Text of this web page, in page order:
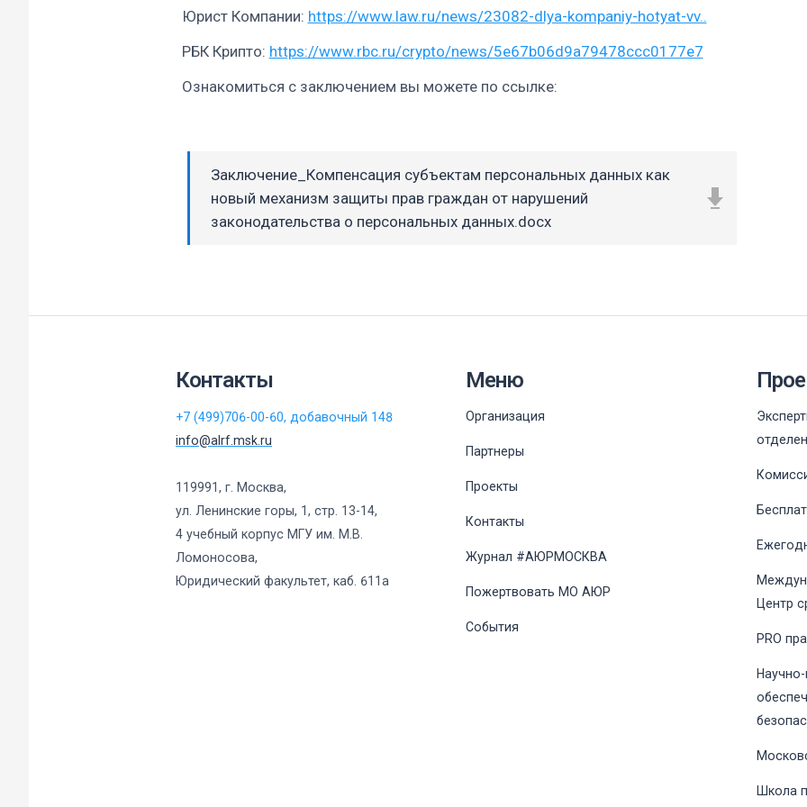
Юрист Компании: https://www.law.ru/news/23082-dlya-kompaniy-hotyat-vv..
РБК Крипто: https://www.rbc.ru/crypto/news/5e67b06d9a79478ccc0177e7
Ознакомиться с заключением вы можете по ссылке:
Заключение_Компенсация субъектам персональных данных как
новый механизм защиты прав граждан от нарушений
законодательства о персональных данных.docx
Контакты
+7 (499)706-00-60, добавочный 148
info@alrf.msk.ru
119991, г. Москва,
ул. Ленинские горы, 1, стр. 13-14,
4 учебный корпус МГУ им. М.В.
Ломоносова,
Юридический факультет, каб. 611а
Меню
Организация
Партнеры
Проекты
Контакты
Журнал #АЮРМОСКВА
Пожертвовать МО АЮР
События
Центр
PRO
Школа